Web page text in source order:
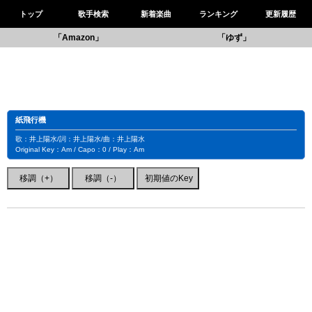
トップ 歌手検索 新着楽曲 ランキング 更新履歴
「Amazon」 「ゆず」
紙飛行機
歌：井上陽水/詞：井上陽水/曲：井上陽水
Original Key：Am / Capo：0 / Play：Am